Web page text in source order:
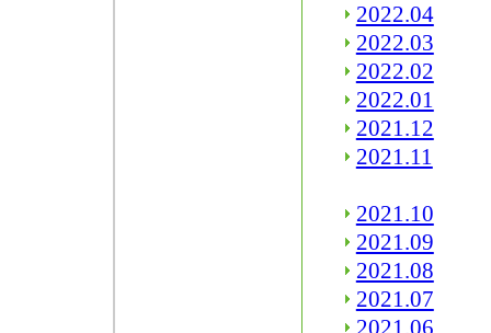
2022.04
2022.03
2022.02
2022.01
2021.12
2021.11
2021.10
2021.09
2021.08
2021.07
2021.06